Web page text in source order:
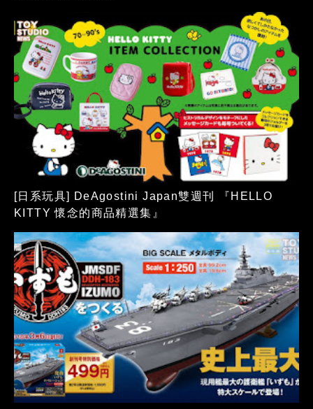
[日系玩具] DeAgostini Japan雙週刊 『HELLO
KITTY 懷念的商品精選集』